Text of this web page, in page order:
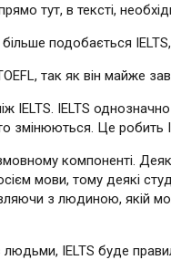
тут, в тексті,
подобається
так як він майже
IELTS. IELTS
змінюються. Це робить
компоненті.
мови, тому деякі
з людиною, якій
IELTS буде